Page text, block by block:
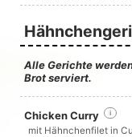
Alle Gerichte
Brot serviert.
Chicken Curry i
mit Hähnchenfilet in